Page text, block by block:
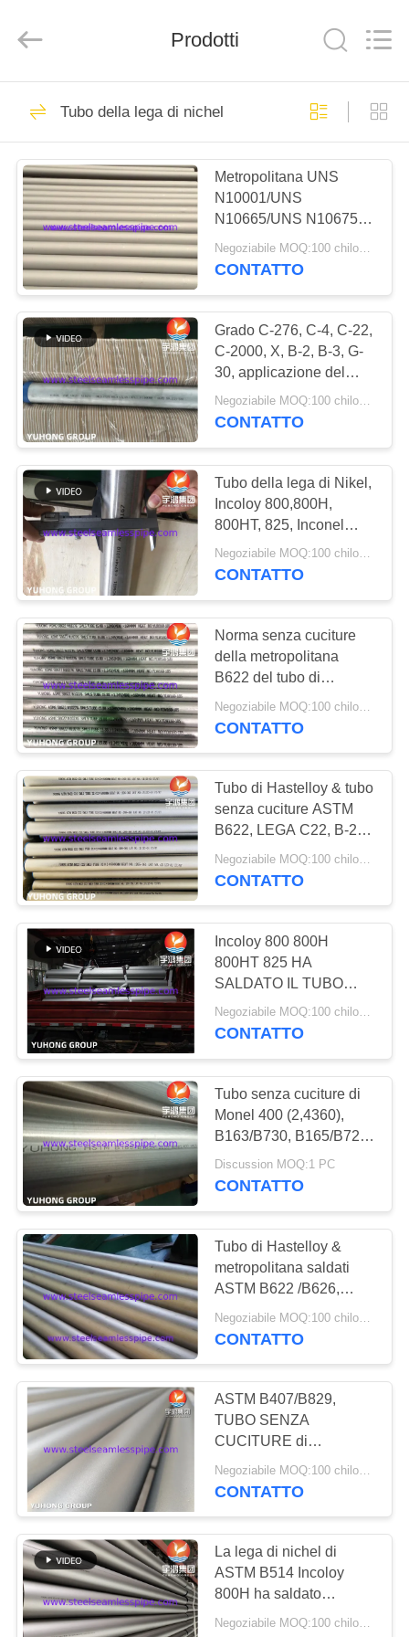
CASA
PRODOTTI
CIRCA
NOI
GIRO
DELLA
FABBRICA
CONTROLLO
DI
QUALITÀ
CONTATTICI
RICHIEDA
UNA
CITAZIONE
COMPANY
NEWS
MAPPA
DEL
SITO
PRIVACY
POLICY
Yuhong
Group
Tubo senza cuciture
in acciaio
inossidabile
349
Tubo senza
saldatura di acciaio
inossidabile
348
Tubo di acciaio
inossidabile del
duplex
140
Metropolitana di
acciaio inossidabile
del duplex
Tubo ad ago
Tubo di pinna
746
scambiatori di
calore
tubo dello
scambiatore di
calore
482
Prodotti
Tubo della lega di nichel
Metropolitana UNS
N10001/UNS
N10665/UNS N10675 di
Hastelloy C della lega di
Nikcel per industria
Negoziabile MOQ:100 chilogrammi
CONTATTO
Grado C-276, C-4, C-22,
C-2000, X, B-2, B-3, G-
30, applicazione del
tubo di Hastelloy della
lega di Nikcel di
Negoziabile MOQ:100 chilogrammi
CONTATTO
Tubo della lega di Nikel,
Incoloy 800,800H,
800HT, 825, Inconel
600.601.625.690, 718.
Monel 400, tubo senza
Negoziabile MOQ:100 chilogrammi
CONTATTO
Norma senza cuciture
della metropolitana
B622 del tubo di
Hastelloy C276 per
industria chimica
CONTATTO
Tubo di Hastelloy & tubo
senza cuciture ASTM
B622, LEGA C22, B-2,
UNS N10276, N06022,
N06455, N10675,
Negoziabile MOQ:100 chilogrammi
CONTATTO
Incoloy 800 800H
800HT 825 HA
SALDATO IL TUBO
ASTM B514/B775;
ASTM SALDATO
Negoziabile MOQ:100 chilogrammi
CONTATTO
Tubo senza cuciture di
Monel 400 (2,4360),
B163/B730, B165/B725,
ricottura luminosa, 100%
UT & ET & GH
Discussion MOQ:1 PC
CONTATTO
Tubo di Hastelloy &
metropolitana saldati
ASTM B622 /B626,
LEGA B, B-2, UNS
N10276, N06022,
N06200
CONTATTO
ASTM B407/B829,
TUBO SENZA
CUCITURE di
INCOLOY &
METROPOLITANA,
Negoziabile MOQ:100 chilogrammi
CONTATTO
La lega di nichel di
ASTM B514 Incoloy
800H ha saldato
l'incrinamento di
Negoziabile MOQ:100 chilogrammi